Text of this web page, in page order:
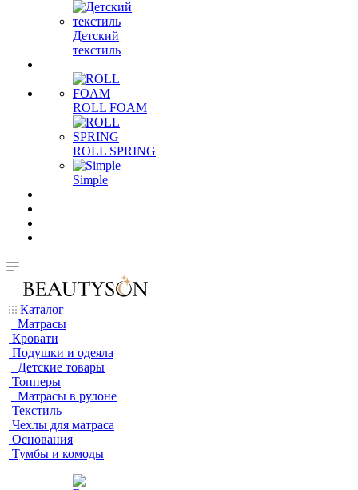
Детский
текстиль
ROLL FOAM
ROLL SPRING
Simple
Каталог
Матрасы
Кровати
Подушки и одеяла
Детские товары
Топперы
Матрасы в рулоне
Текстиль
Чехлы для матраса
Основания
Тумбы и комоды